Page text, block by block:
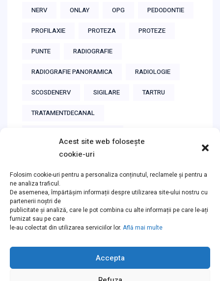
Acest site web folosește
cookie-uri
Folosim cookie-uri pentru a personaliza conținutul, reclamele și pentru a
ne analiza traficul.
De asemenea, împărtășim informații despre utilizarea site-ului nostru cu
partenerii noștri de
publicitate și analiză, care le pot combina cu alte informații pe care le-ați
furnizat sau pe care
le-au colectat din utilizarea serviciilor lor. Află mai multe
Accepta
NERV ONLAY OPG PEDODONTIE
PROFILAXIE PROTEZA PROTEZE
PUNTE RADIOGRAFIE
RADIOGRAFIE PANORAMICA RADIOLOGIE
SCOSDENERV SIGILARE TARTRU
TRATAMENTDECANAL
Instagram
Follow on Instagram